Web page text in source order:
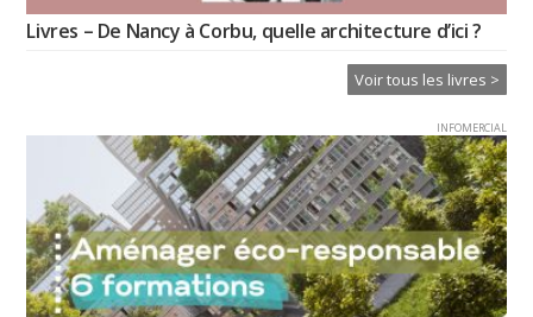
Livres – De Nancy à Corbu, quelle architecture d’ici ?
Voir tous les livres >
INFOMERCIAL